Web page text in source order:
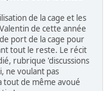
de la cage et les
de cette année
port de la cage pour
tout le reste. Le récit
rubrique 'discussions
ne voulant pas
tout de même avoué